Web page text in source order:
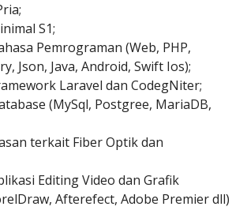
S1;
Pemrograman (Web, PHP,
Json, Java, Android, Swift Ios);
Laravel dan CodegNiter;
(MySql, Postgree, MariaDB,
terkait Fiber Optik dan
Editing Video dan Grafik
Afterefect, Adobe Premier dll)